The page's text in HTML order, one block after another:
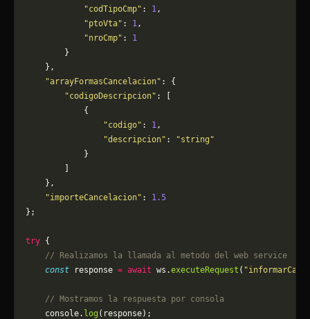
            "codTipoCmp"
: 1,
            "ptoVta"
: 1,
            "nroCmp"
: 1
        }
    },
    "arrayFormasCancelacion"
: {
        "codigoDescripcion"
: [
            {
                "codigo"
: 1,
                "descripcion"
:
"string"
            }
    },
    "importeCancelacion"
: 1.5
};
try {
    // Realizamos la llamada al metodo del web service
    const
response = await ws.executeRequest (
    // Mostramos la respuesta por consola
    console.
log (response);